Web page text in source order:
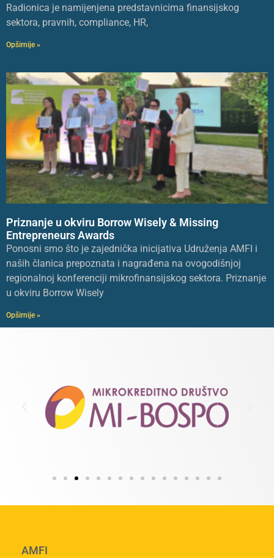
Radionica je namijenjena predstavnicima finansijskog
sektora, pravnih, compliance, HR,
Opširnije »
Priznanje u okviru Borrow Wisely & Missing
Entrepreneurs Awards
Ponosni smo što je zajednička inicijativa Udruženja AMFI i
naših članica prepoznata i nagrađena na ovogodišnjoj
regionalnoj konferenciji mikrofinansijskog sektora. Priznanje
u okviru Borrow Wisely
Opširnije »
AMFI